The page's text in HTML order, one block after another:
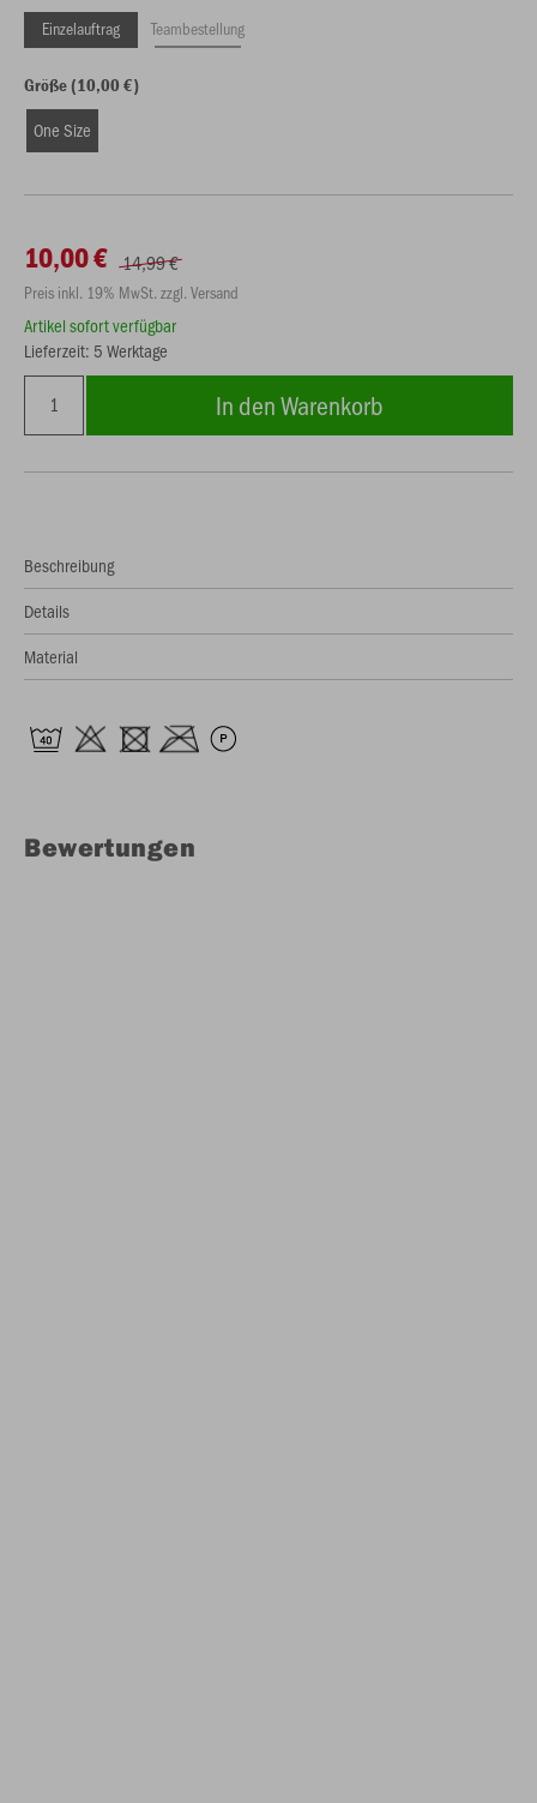
Einzelauftrag Teambestellung
Größe (10,00 €)
One Size
10,00 € 14,99 €
Preis inkl. 19% MwSt. zzgl. Versand
Artikel sofort verfügbar
Lieferzeit: 5 Werktage
In den Warenkorb
Beschreibung
Details
Material
Bewertungen